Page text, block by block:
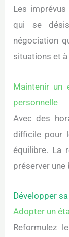
Les
qui se
négociation
situations et
Maintenir un
personnelle
Avec des
difficile pour
équilibre. La
préserver une
Développer
Adopter un
Reformulez